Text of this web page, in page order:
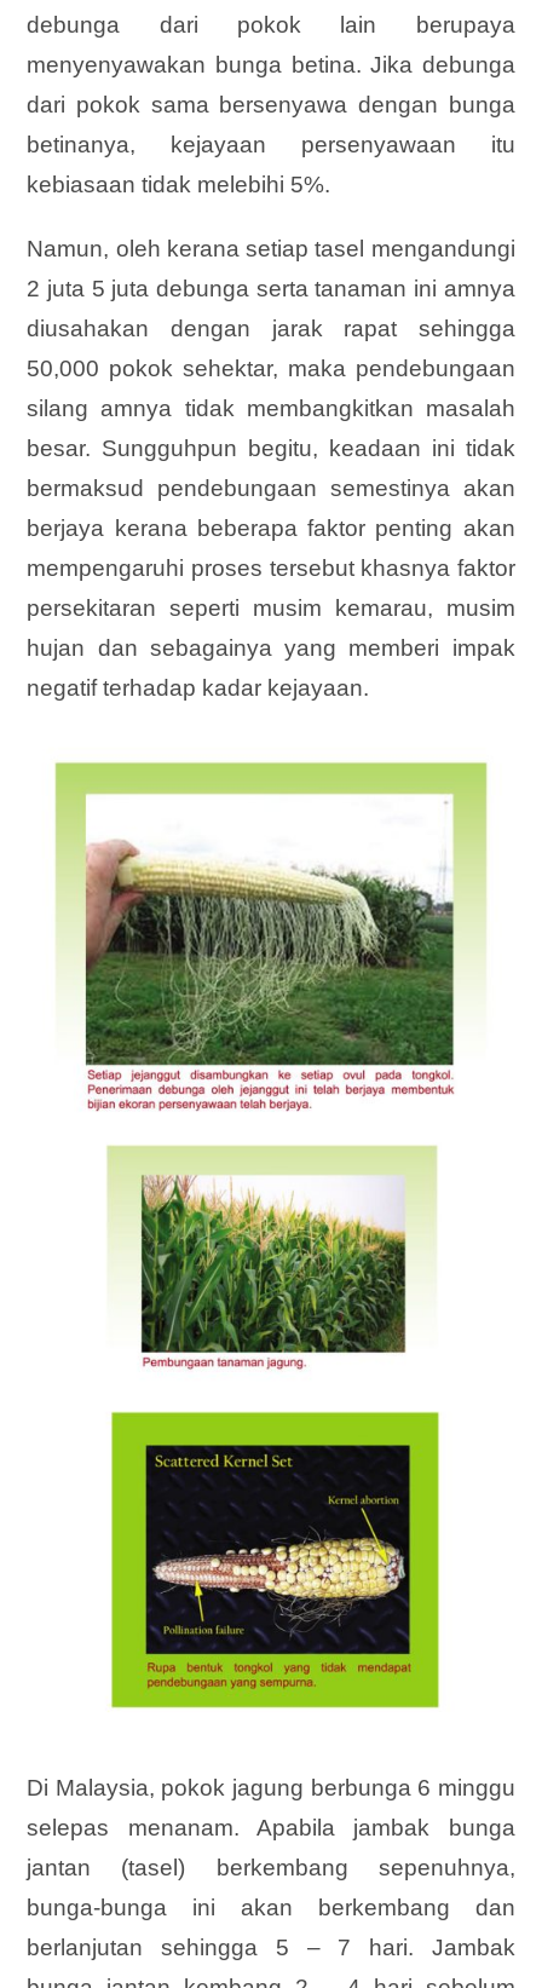
debunga dari pokok lain berupaya
menyenyawakan bunga betina. Jika debunga
dari pokok sama bersenyawa dengan bunga
betinanya, kejayaan persenyawaan itu
kebiasaan tidak melebihi 5%.
Namun, oleh kerana setiap tasel mengandungi
2 juta 5 juta debunga serta tanaman ini amnya
diusahakan dengan jarak rapat sehingga
50,000 pokok sehektar, maka pendebungaan
silang amnya tidak membangkitkan masalah
besar. Sungguhpun begitu, keadaan ini tidak
bermaksud pendebungaan semestinya akan
berjaya kerana beberapa faktor penting akan
mempengaruhi proses tersebut khasnya faktor
persekitaran seperti musim kemarau, musim
hujan dan sebagainya yang memberi impak
negatif terhadap kadar kejayaan.
Di Malaysia, pokok jagung berbunga 6 minggu
selepas menanam. Apabila jambak bunga
jantan (tasel) berkembang sepenuhnya,
bunga-bunga ini akan berkembang dan
berlanjutan sehingga 5 – 7 hari. Jambak